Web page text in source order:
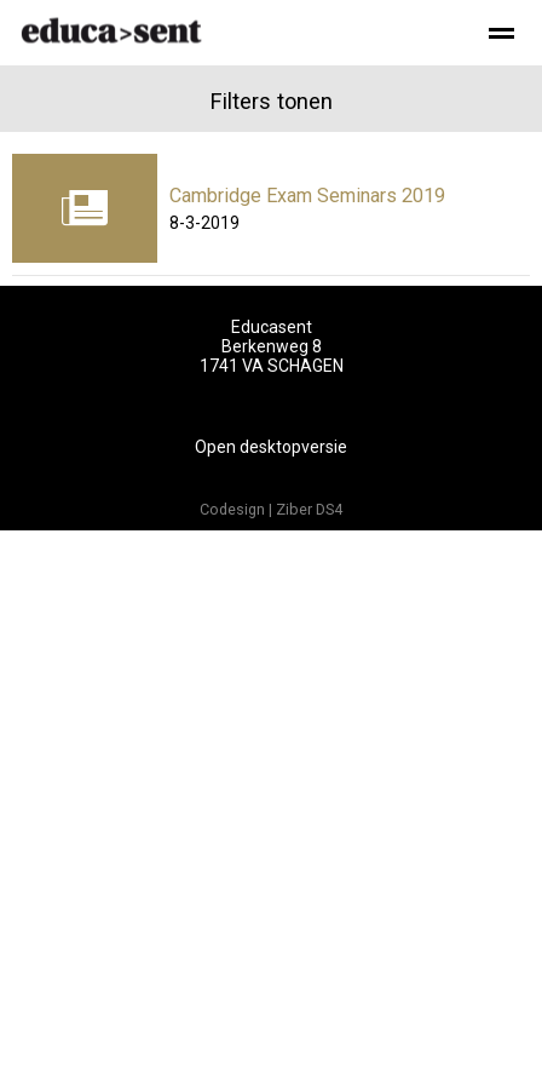
Leveringsvoorwaarden
Home Zoeken Nieuws Pagina's
Filters tonen
Cambridge Exam Seminars 2019
8-3-2019
Educasent
Berkenweg 8
1741 VA SCHAGEN
Open desktopversie
Codesign | Ziber DS4